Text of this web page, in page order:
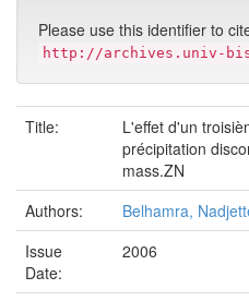
Please use this identifier to
http://archives.univ-
Title:
L'effet d'un
précipitation
mass.ZN
Authors:
Belhamra,
Issue
Date:
2006